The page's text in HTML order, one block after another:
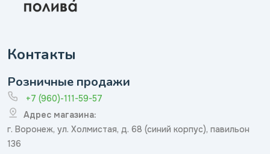
Контакты
Розничные продажи
+7 (960)-111-59-57
Адрес магазина:
г. Воронеж, ул. Холмистая, д. 68 (синий корпус), павильон
136